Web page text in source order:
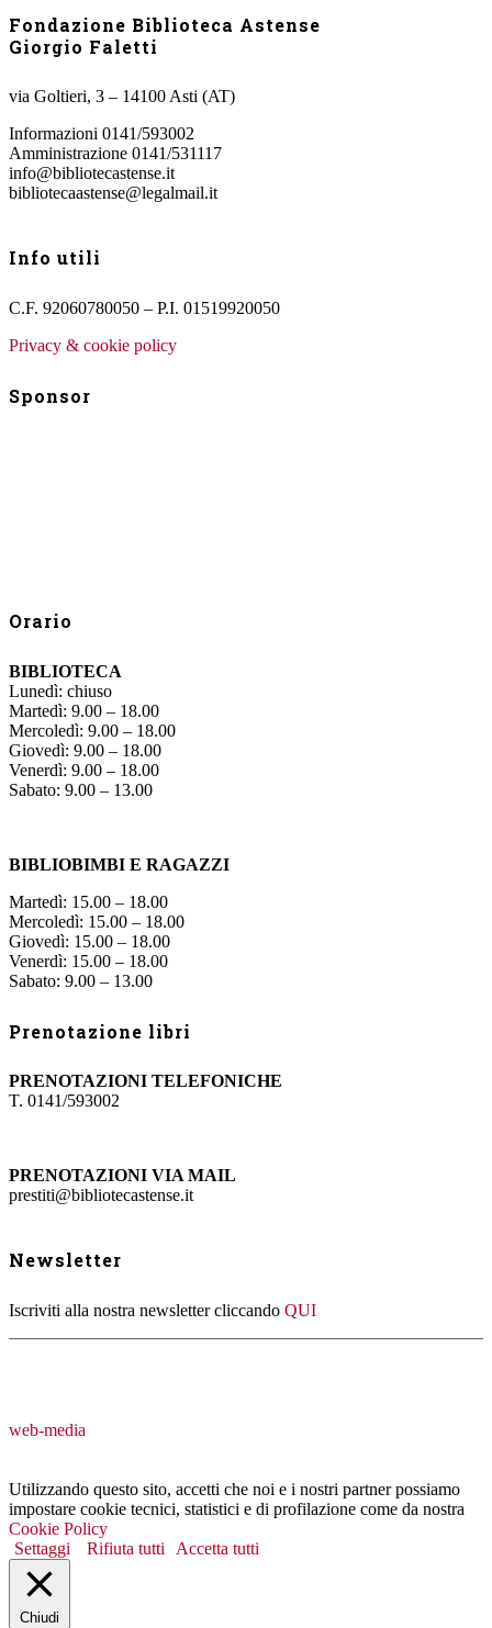
Fondazione Biblioteca Astense
Giorgio Faletti
via Goltieri, 3 – 14100 Asti (AT)
Informazioni 0141/593002
Amministrazione 0141/531117
info@bibliotecastense.it
bibliotecaastense@legalmail.it
Info utili
C.F. 92060780050 – P.I. 01519920050
Privacy & cookie policy
Sponsor
Orario
BIBLIOTECA
Lunedì: chiuso
Martedì: 9.00 – 18.00
Mercoledì: 9.00 – 18.00
Giovedì: 9.00 – 18.00
Venerdì: 9.00 – 18.00
Sabato: 9.00 – 13.00
BIBLIOBIMBI E RAGAZZI
Martedì: 15.00 – 18.00
Mercoledì: 15.00 – 18.00
Giovedì: 15.00 – 18.00
Venerdì: 15.00 – 18.00
Sabato: 9.00 – 13.00
Prenotazione libri
PRENOTAZIONI TELEFONICHE
T. 0141/593002
PRENOTAZIONI VIA MAIL
prestiti@bibliotecastense.it
Newsletter
Iscriviti alla nostra newsletter cliccando QUI
web-media
Utilizzando questo sito, accetti che noi e i nostri partner possiamo
impostare cookie tecnici, statistici e di profilazione come da nostra
Cookie Policy
Settaggi
Rifiuta tutti Accetta tutti
Chiudi